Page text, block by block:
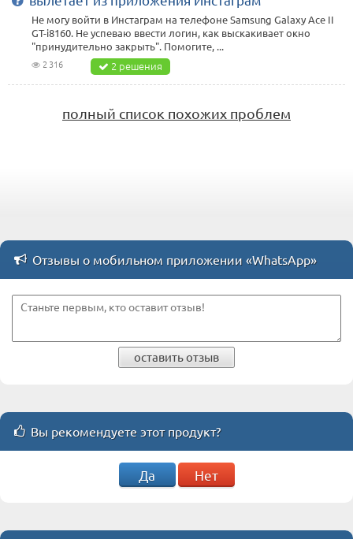
Не могу войти в Инстаграм на телефоне Samsung Galaxy Ace II
GT-i8160. Не успеваю ввести логин, как выскакивает окно
"принудительно закрыть". Помогите, ...
2 316 2 решения
полный список похожих проблем
Отзывы о мобильном приложении «WhatsApp»
оставить отзыв
Вы рекомендуете этот продукт?
Да Нет